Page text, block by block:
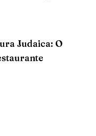
Judaica: O